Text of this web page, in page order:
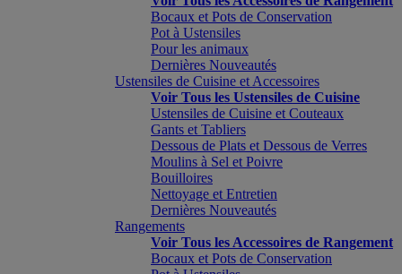
Bocaux et Pots de Conservation
Pot à Ustensiles
Pour les animaux
Dernières Nouveautés
Ustensiles de Cuisine et Accessoires
Voir Tous les Ustensiles de Cuisine
Ustensiles de Cuisine et Couteaux
Gants et Tabliers
Dessous de Plats et Dessous de Verres
Moulins à Sel et Poivre
Bouilloires
Nettoyage et Entretien
Dernières Nouveautés
Rangements
Voir Tous les Accessoires de Rangement
Bocaux et Pots de Conservation